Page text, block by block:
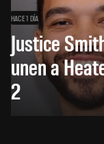
HACE 1 DÍA
Justice
unen a
2